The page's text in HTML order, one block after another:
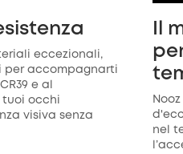
eccezionali,
per accompagnarti
e al
tuoi occhi
visiva senza
Il
nel